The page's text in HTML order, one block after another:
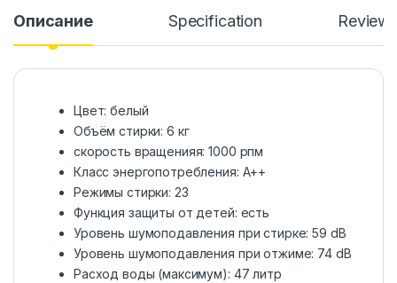
Описание Specification
Цвет: белый
Объём стирки: 6 кг
скорость вращенияя: 1000 рпм
Класс энергопотребления: А++
Режимы стирки: 23
Функция защиты от детей: есть
Уровень шумоподавления при стирке: 59 dB
Уровень шумоподавления при отжиме: 74 dB
Расход воды (максимум): 47 литр